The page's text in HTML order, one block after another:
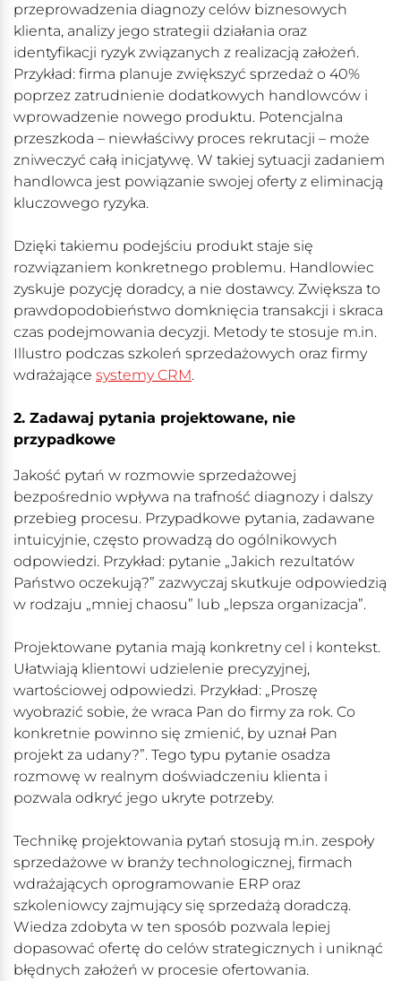
przeprowadzenia diagnozy celów biznesowych
klienta, analizy jego strategii działania oraz
identyfikacji ryzyk związanych z realizacją założeń.
Przykład: firma planuje zwiększyć sprzedaż o 40%
poprzez zatrudnienie dodatkowych handlowców i
wprowadzenie nowego produktu. Potencjalna
przeszkoda – niewłaściwy proces rekrutacji – może
zniweczyć całą inicjatywę. W takiej sytuacji zadaniem
handlowca jest powiązanie swojej oferty z eliminacją
kluczowego ryzyka.
Dzięki takiemu podejściu produkt staje się
rozwiązaniem konkretnego problemu. Handlowiec
zyskuje pozycję doradcy, a nie dostawcy. Zwiększa to
prawdopodobieństwo domknięcia transakcji i skraca
czas podejmowania decyzji. Metody te stosuje m.in.
Illustro podczas szkoleń sprzedażowych oraz firmy
wdrażające systemy CRM.
2. Zadawaj pytania projektowane, nie
przypadkowe
Jakość pytań w rozmowie sprzedażowej
bezpośrednio wpływa na trafność diagnozy i dalszy
przebieg procesu. Przypadkowe pytania, zadawane
intuicyjnie, często prowadzą do ogólnikowych
odpowiedzi. Przykład: pytanie „Jakich rezultatów
Państwo oczekują?” zazwyczaj skutkuje odpowiedzią
w rodzaju „mniej chaosu” lub „lepsza organizacja”.
Projektowane pytania mają konkretny cel i kontekst.
Ułatwiają klientowi udzielenie precyzyjnej,
wartościowej odpowiedzi. Przykład: „Proszę
wyobrazić sobie, że wraca Pan do firmy za rok. Co
konkretnie powinno się zmienić, by uznał Pan
projekt za udany?”. Tego typu pytanie osadza
rozmowę w realnym doświadczeniu klienta i
pozwala odkryć jego ukryte potrzeby.
Technikę projektowania pytań stosują m.in. zespoły
sprzedażowe w branży technologicznej, firmach
wdrażających oprogramowanie ERP oraz
szkoleniowcy zajmujący się sprzedażą doradczą.
Wiedza zdobyta w ten sposób pozwala lepiej
dopasować ofertę do celów strategicznych i uniknąć
błędnych założeń w procesie ofertowania.